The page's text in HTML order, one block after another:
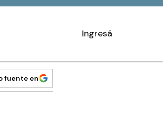
Ingresá
fuente en